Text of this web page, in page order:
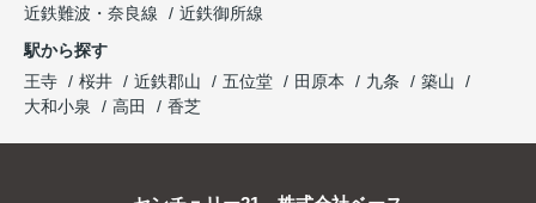
近鉄難波・奈良線
近鉄御所線
駅から探す
王寺
桜井 近鉄郡山 五位堂 田原本 九条
築山
大和小泉
高田 香芝